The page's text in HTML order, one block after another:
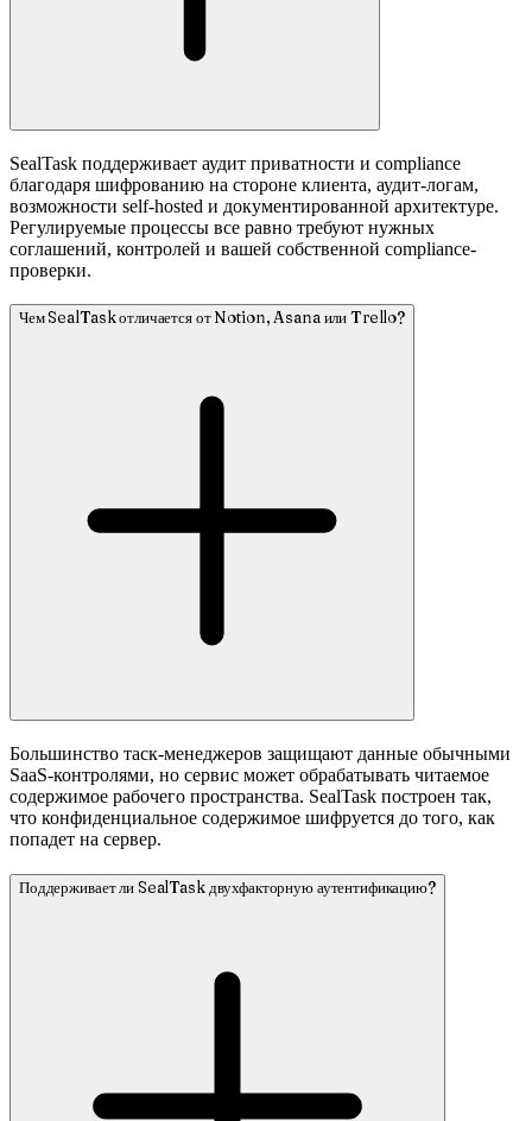
SealTask поддерживает аудит приватности и compliance
благодаря шифрованию на стороне клиента, аудит-логам,
возможности self-hosted и документированной архитектуре.
Регулируемые процессы все равно требуют нужных
соглашений, контролей и вашей собственной compliance-
проверки.
Чем SealTask отличается от Notion, Asana или Trello?
Большинство таск-менеджеров защищают данные обычными
SaaS-контролями, но сервис может обрабатывать читаемое
содержимое рабочего пространства. SealTask построен так,
что конфиденциальное содержимое шифруется до того, как
попадет на сервер.
Поддерживает ли SealTask двухфакторную аутентификацию?